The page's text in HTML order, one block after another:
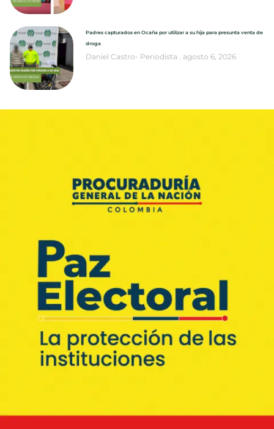
Padres capturados en Ocaña por utilizar a su hija para presunta venta de
droga
Daniel Castro- Periodista agosto 6, 2026